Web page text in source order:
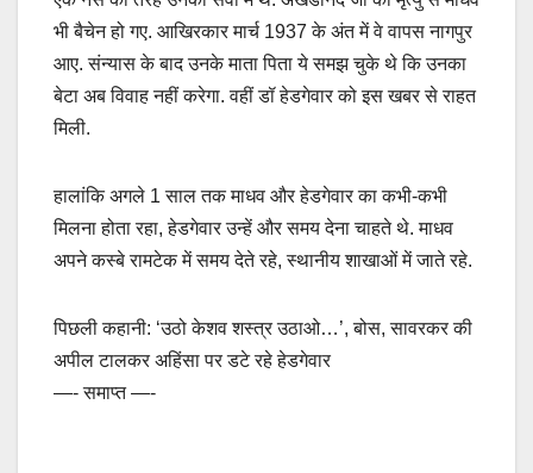
भी बैचेन हो गए. आखिरकार मार्च 1937 के अंत में वे वापस नागपुर
आए. संन्यास के बाद उनके माता पिता ये समझ चुके थे कि उनका
बेटा अब विवाह नहीं करेगा. वहीं डॉ हेडगेवार को इस खबर से राहत
मिली.
हालांकि अगले 1 साल तक माधव और हेडगेवार का कभी-कभी
मिलना होता रहा, हेडगेवार उन्हें और समय देना चाहते थे. माधव
अपने कस्बे रामटेक में समय देते रहे, स्थानीय शाखाओं में जाते रहे.
पिछली कहानी: ‘उठो केशव शस्त्र उठाओ…’, बोस, सावरकर की
अपील टालकर अहिंसा पर डटे रहे हेडगेवार
—- समाप्त —-